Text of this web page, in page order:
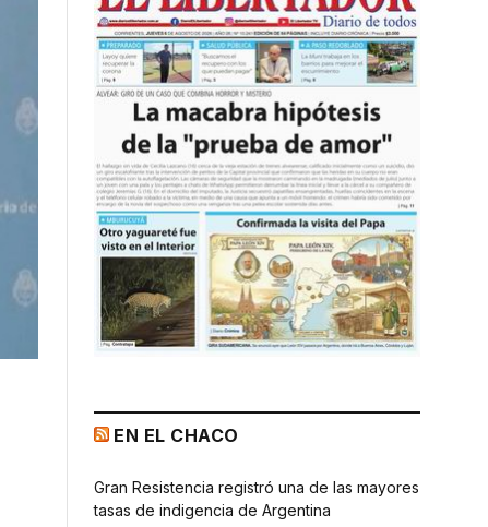
EN EL CHACO
Gran Resistencia registró una de las mayores
tasas de indigencia de Argentina